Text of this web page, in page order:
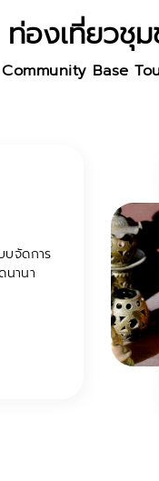
ท่องเที่ยวชุ
Community Base
องพื้นที่
พันธุ์ไม้